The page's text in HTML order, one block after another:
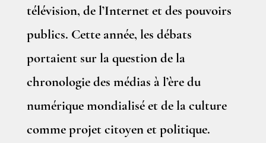
télévision, de l’Internet et des pouvoirs
publics. Cette année, les débats
portaient sur la question de la
chronologie des médias à l’ère du
numérique mondialisé et de la culture
comme projet citoyen et politique.